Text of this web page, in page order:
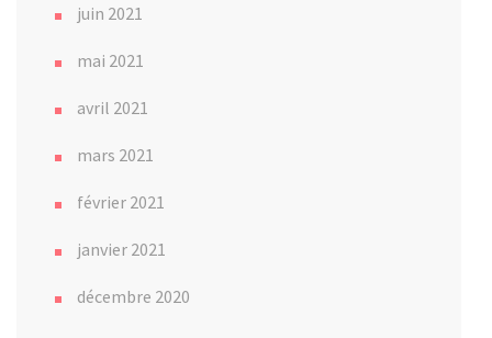
juin 2021
mai 2021
avril 2021
mars 2021
février 2021
janvier 2021
décembre 2020